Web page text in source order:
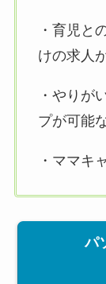
・育児と
けの求人
・やりが
プが可能
・ママキ
パ